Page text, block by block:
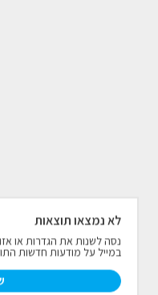
מסחרי
פרויקטים חדשים
נדל"ן בחו"ל
לא נמצאו תוצאות
נסה לשנות את הגדרות או
במייל על מודעות חדשות